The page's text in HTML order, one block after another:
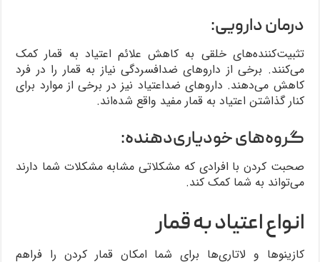
درمان دارویی:
تثبیت‌کننده‌های خلقی به کاهش علائم اعتیاد به قمار کمک
می‌کنند. برخی از داروهای ضدافسردگی نیاز به قمار را در فرد
کاهش می‌دهند. داروهای ضداعتیاد نیز در برخی از موارد برای
کنار گذاشتن اعتیاد به قمار مفید واقع شده‌اند.
گروه‌های خودیاری‌دهنده:
صحبت کردن با افرادی که مشکلاتی مشابه مشکلات شما دارند
می‌تواند به شما کمک کند.
انواع اعتیاد به قمار
کازینوها و لاتاری‌ها برای شما امکان قمار کردن را فراهم